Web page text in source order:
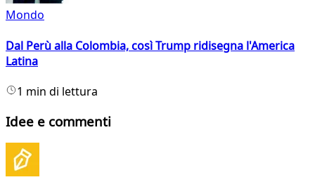
Mondo
Dal Perù alla Colombia, così Trump ridisegna l'America
Latina
1 min di lettura
Idee e commenti